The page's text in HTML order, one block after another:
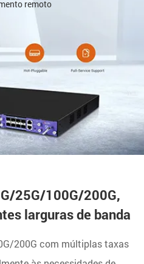
remoto
25G/100G/200G,
larguras de banda
200G com múltiplas taxas